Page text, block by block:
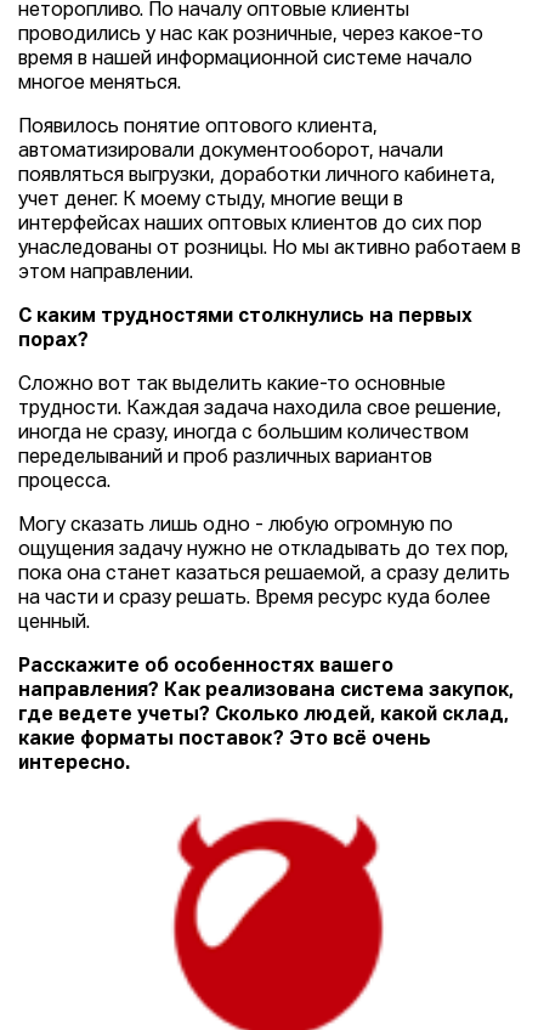
неторопливо. По началу оптовые клиенты
проводились у нас как розничные, через какое-то
время в нашей информационной системе начало
многое меняться.
Появилось понятие оптового клиента,
автоматизировали документооборот, начали
появляться выгрузки, доработки личного кабинета,
учет денег. К моему стыду, многие вещи в
интерфейсах наших оптовых клиентов до сих пор
унаследованы от розницы. Но мы активно работаем в
этом направлении.
С каким трудностями столкнулись на первых
порах?
Сложно вот так выделить какие-то основные
трудности. Каждая задача находила свое решение,
иногда не сразу, иногда с большим количеством
переделываний и проб различных вариантов
процесса.
Могу сказать лишь одно - любую огромную по
ощущения задачу нужно не откладывать до тех пор,
пока она станет казаться решаемой, а сразу делить
на части и сразу решать. Время ресурс куда более
ценный.
Расскажите об особенностях вашего
направления? Как реализована система закупок,
где ведете учеты? Сколько людей, какой склад,
какие форматы поставок? Это всё очень
интересно.